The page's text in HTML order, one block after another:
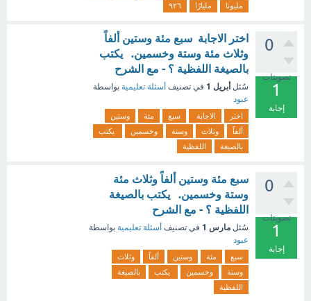
مليونا
مليارًا ٩٢٦
0
تصويتات
1
إجابة
اختر الاجابة سبع مئة وستين ألفاً
وثلاث مئة وستة وخسمين. يكتب
بالصيغة اللفظية ؟ - مع الشرح
سُئل أبريل 1 في تصنيف أسئلة تعليمية بواسطة
عبود
اختر الاجابة سبع مئة
وستين
ألفاً
وثلاث وستة وخسمين
يكتب
بالصيغة
اللفظية
0
تصويتات
1
إجابة
سبع مئة وستين ألفاً وثلاث مئة
وستة وخسمين. يكتب بالصيغة
اللفظية ؟ - مع الشرح
سُئل مارس 1 في تصنيف أسئلة تعليمية بواسطة
عبود
سبع مئة وستين ألفاً
وثلاث
وستة
وخسمين يكتب
بالصيغة
اللفظية